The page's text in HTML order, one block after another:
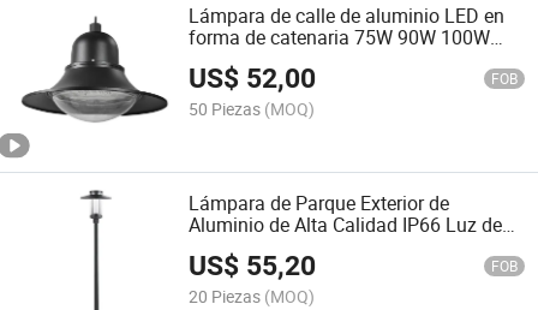
Lámpara de calle de aluminio LED en
forma de catenaria 75W 90W 100W
120W Luces de jardín LED en la parte
superior del poste Certificado CB Iecee
Saso Saber
US$ 52,00 FOB
50 Piezas (MOQ)
Lámpara de Parque Exterior de
Aluminio de Alta Calidad IP66 Luz de
Jardín LED de Poste Superior 55W
US$ 55,20 FOB
20 Piezas (MOQ)